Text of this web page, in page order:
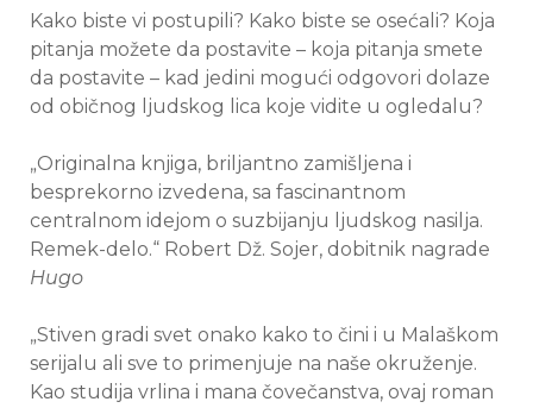
Kako biste vi postupili? Kako biste se osećali? Koja
pitanja možete da postavite – koja pitanja smete
da postavite – kad jedini mogući odgovori dolaze
od običnog ljudskog lica koje vidite u ogledalu?
„Originalna knjiga, briljantno zamišljena i
besprekorno izvedena, sa fascinantnom
centralnom idejom o suzbijanju ljudskog nasilja.
Remek-delo.“ Robert Dž. Sojer, dobitnik nagrade
Hugo
„Stiven gradi svet onako kako to čini i u Malaškom
serijalu ali sve to primenjuje na naše okruženje.
Kao studija vrlina i mana čovečanstva, ovaj roman